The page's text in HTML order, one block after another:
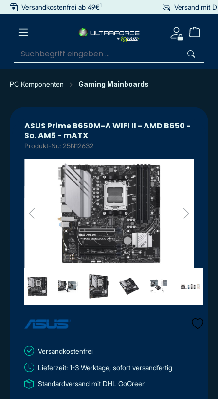
springen
Versandkostenfrei ab 49€1 Versand mit
PC Komponenten Gaming Mainboards
ASUS Prime B650M-A WIFI II - AMD B650 -
So. AM5 - mATX
Produkt-Nr.: 25N12632
Versandkostenfrei
Lieferzeit: 1-3 Werktage, sofort versandfertig
Standardversand mit DHL GoGreen